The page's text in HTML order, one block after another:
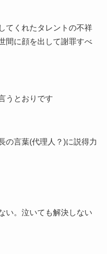
てくれたタレントの不祥
間に顔を出して謝罪すべ
うとおりです
の言葉(代理人？)に説得力
い。泣いても解決しない